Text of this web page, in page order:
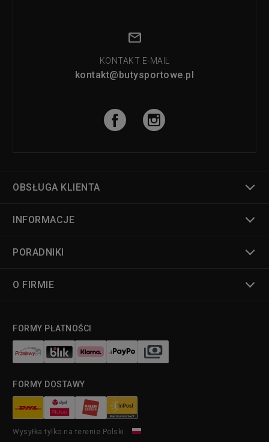
KONTAKT E-MAIL
kontakt@butysportowe.pl
OBSŁUGA KLIENTA
INFORMACJE
PORADNIKI
O FIRMIE
FORMY PŁATNOŚCI
FORMY DOSTAWY
Wysyłka tylko na terenie Polski